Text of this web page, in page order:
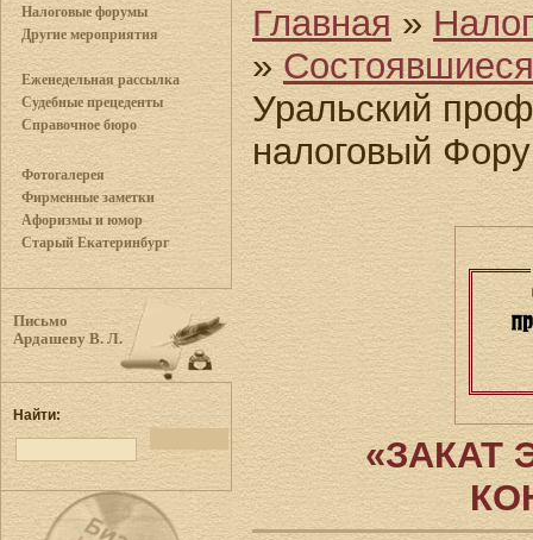
Налоговые форумы
Другие мероприятия
Еженедельная рассылка
Судебные прецеденты
Справочное бюро
Фотогалерея
Фирменные заметки
Афоризмы и юмор
Старый Екатеринбург
Письмо
Ардашеву В. Л.
Найти:
Главная»
»
Уральский
налоговый
«ЗАКАТ